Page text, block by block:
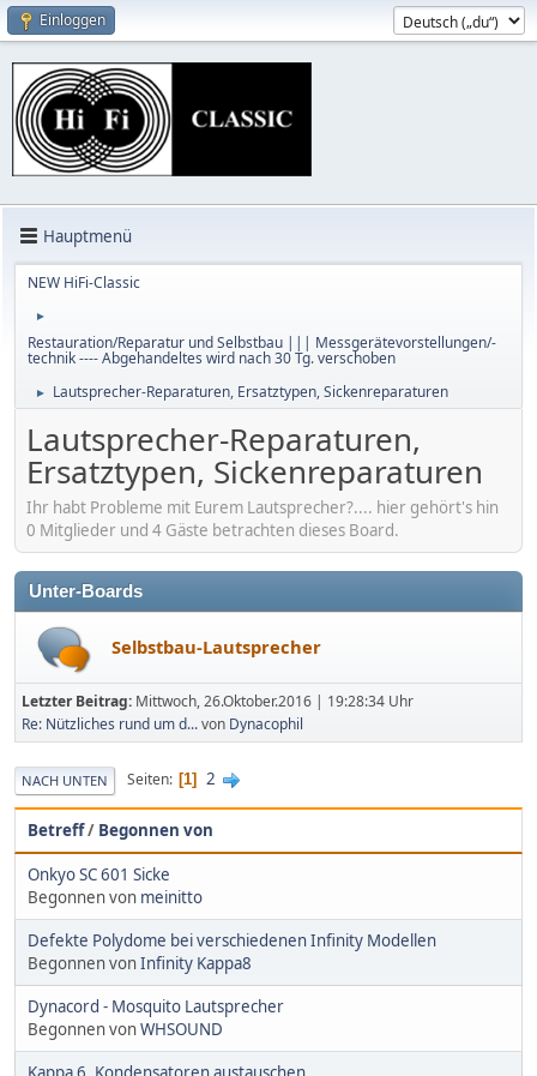
Einloggen
Hauptmenü
NEW HiFi-Classic
►
Restauration/Reparatur und Selbstbau ||| Messgerätevorstellungen/-
technik ---- Abgehandeltes wird nach 30 Tg. verschoben
► Lautsprecher-Reparaturen, Ersatztypen, Sickenreparaturen
Lautsprecher-Reparaturen,
Ersatztypen, Sickenreparaturen
Ihr habt Probleme mit Eurem Lautsprecher?.... hier gehört's hin
0 Mitglieder und 4 Gäste betrachten dieses Board.
Unter-Boards
Selbstbau-Lautsprecher
Letzter Beitrag: Mittwoch, 26.Oktober.2016 | 19:28:34 Uhr
Re: Nützliches rund um d...von Dynacophil
NACH UNTEN Seiten 1 2
Betreff/ Begonnen von
Onkyo SC 601 Sicke
Begonnen von meinitto
Defekte Polydome bei verschiedenen Infinity Modellen
Begonnen vonInfinity Kappa8
Dynacord - Mosquito Lautsprecher
Begonnen vonWHSOUND